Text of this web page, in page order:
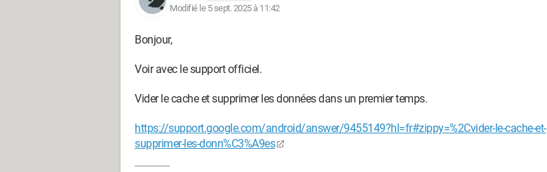
Modifié le 5 sept. 2025 à 11:42
Bonjour,
Voir avec le support officiel.
Vider le cache et supprimer les données dans un premier temps.
https://support.google.com/android/answer/9455149?hl=fr#zippy=%2Cvider-le-cache-et-
supprimer-les-donn%C3%A9es